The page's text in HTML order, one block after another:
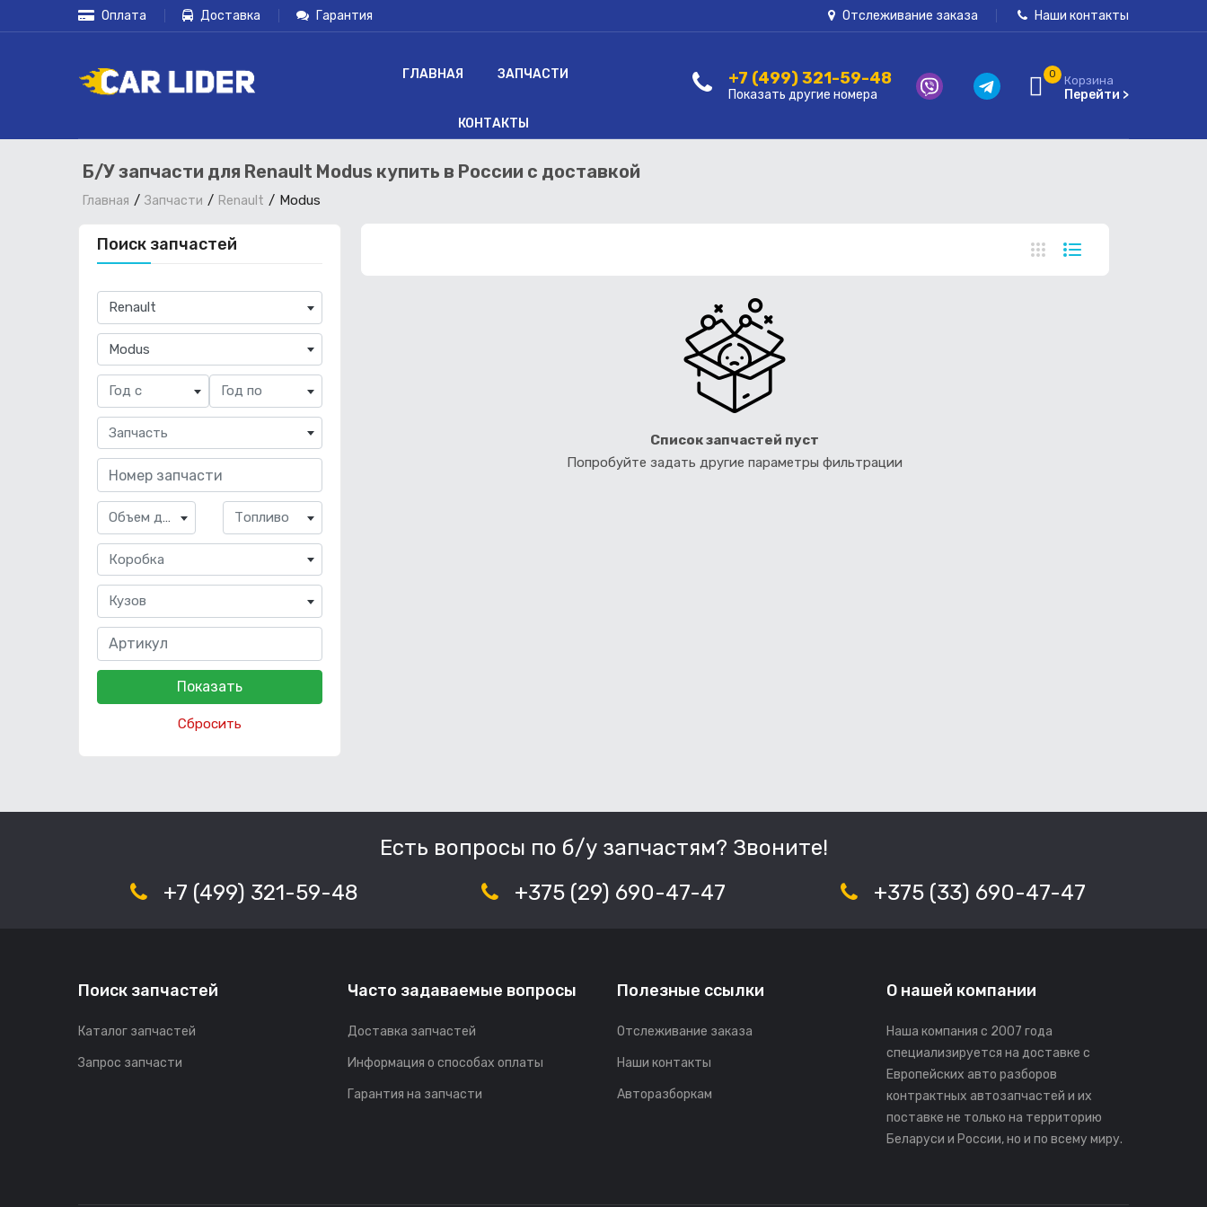
Оплата Доставка Гарантия Отслеживание заказа Наши контакты
ГЛАВНАЯ ЗАПЧАСТИ
КОНТАКТЫ
+7 (499) 321-59-48
Показать другие номера
0 Корзина
Перейти >
Б/У запчасти для Renault Modus купить в России с доставкой
Главная Запчасти Renault Modus
Поиск запчастей
×
Renault
×
Modus
Год с Год по
Запчасть
Объем двигателя Топливо
Коробка
Кузов
Сбросить
Список запчастей пуст
Попробуйте задать другие параметры фильтрации
Есть вопросы по б/у запчастям? Звоните!
+7 (499) 321-59-48
+375 (29) 690-47-47 +375 (33) 690-47-47
Поиск запчастей
Каталог запчастей
Запрос запчасти
Часто задаваемые вопросы
Доставка запчастей
Информация о способах оплаты
Гарантия на запчасти
Полезные ссылки
Отслеживание заказа
Наши контакты
Авторазборкам
О нашей компании
Наша компания с 2007 года
специализируется на доставке с
Европейских авто разборов
контрактных автозапчастей и их
поставке не только на территорию
Беларуси и России, но и по всему миру.